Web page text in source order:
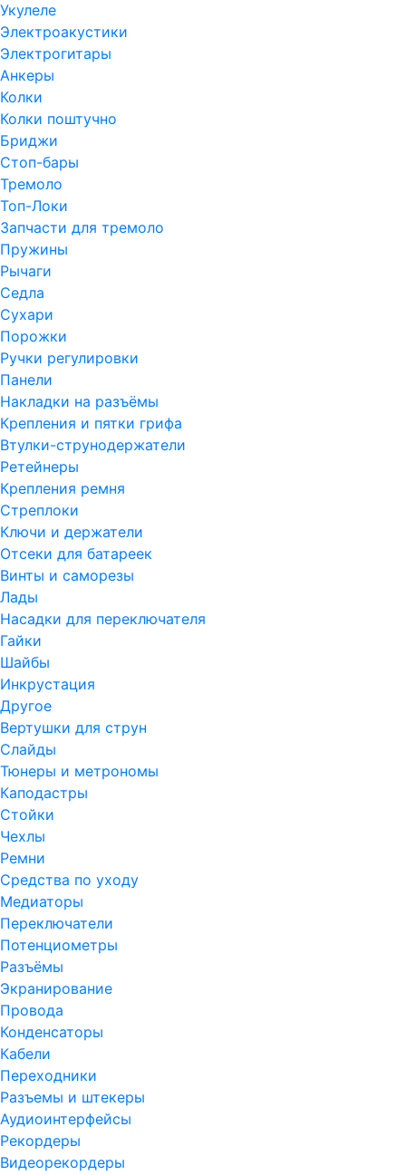
Укулеле
Электроакустики
Электрогитары
Анкеры
Колки
Колки поштучно
Бриджи
Стоп-бары
Тремоло
Топ-Локи
Запчасти для тремоло
Пружины
Рычаги
Седла
Сухари
Порожки
Ручки регулировки
Панели
Накладки на разъёмы
Крепления и пятки грифа
Втулки-струнодержатели
Ретейнеры
Крепления ремня
Стреплоки
Ключи и держатели
Отсеки для батареек
Винты и саморезы
Лады
Насадки для переключателя
Гайки
Шайбы
Инкрустация
Другое
Вертушки для струн
Слайды
Тюнеры и метрономы
Каподастры
Стойки
Чехлы
Ремни
Средства по уходу
Медиаторы
Переключатели
Потенциометры
Разъёмы
Экранирование
Провода
Конденсаторы
Кабели
Переходники
Разъемы и штекеры
Аудиоинтерфейсы
Рекордеры
Видеорекордеры